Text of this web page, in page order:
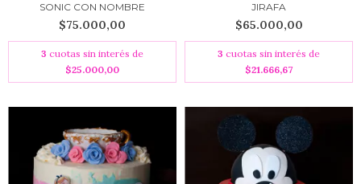
SONIC CON NOMBRE
$75.000,00
3 cuotas sin interés de
$25.000,00
JIRAFA
$65.000,00
3 cuotas sin interés de
$21.666,67